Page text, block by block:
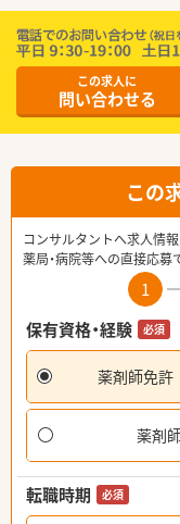
この求人に
問い合わせる
この
コンサルタントへ求人情
薬局・病院等への直接応募
1
保有資格・経験
必須
薬剤師免許
薬剤
転職時期 必須